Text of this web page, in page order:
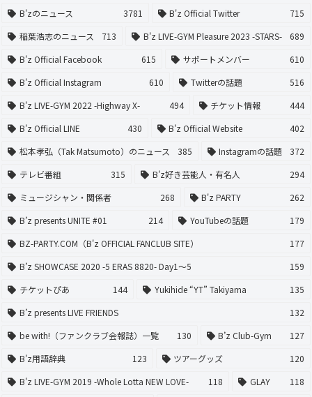
B'zのニュース 3781 B'z Official Twitter
715
稲葉浩志のニュース
713 B'z LIVE-GYM Pleasure 2023 -STARS-
689
B'z Official Facebook
615 サポートメンバー
610
B'z Official Instagram
610 Twitterの話題
516
B'z LIVE-GYM 2022 -Highway X-
494 チケット情報
444
B'z Official LINE
430 B'z Official Website
402
松本孝弘（Tak Matsumoto）のニュース
385 Instagramの話題
372
テレビ番組
315 B'z好き芸能人・有名人
294
ミュージシャン・関係者
268 B'z PARTY
262
B’z presents UNITE #01
214 YouTubeの話題
179
BZ-PARTY.COM（B'z OFFICIAL FANCLUB SITE）
177
B’z SHOWCASE 2020 -5 ERAS 8820- Day1〜5
159
チケットぴあ
144 Yukihide “YT” Takiyama
135
B’z presents LIVE FRIENDS
132
be with!（ファンクラブ会報誌）一覧
130 B’z Club-Gym
127
B'z用語辞典
123 ツアーグッズ
120
B'z LIVE-GYM 2019 -Whole Lotta NEW LOVE-
118 GLAY
118